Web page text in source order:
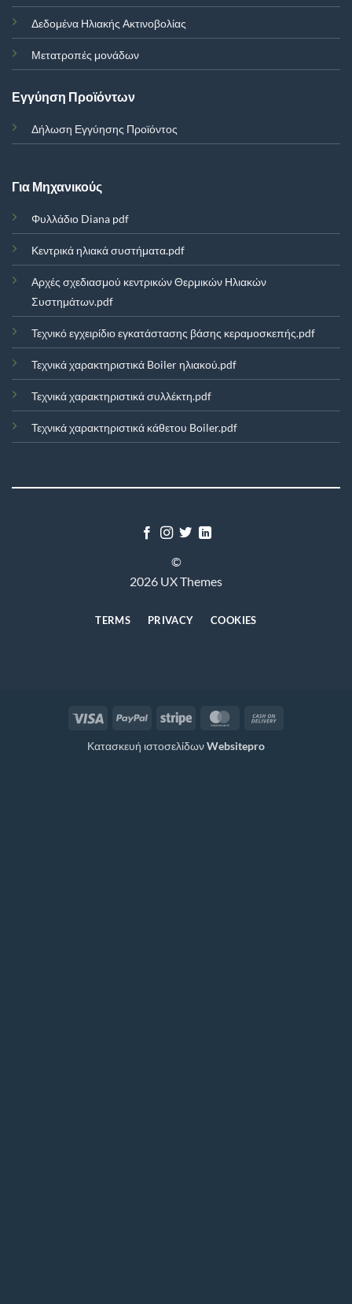
Δεδομένα Ηλιακής Ακτινοβολίας
Μετατροπές μονάδων
Εγγύηση Προϊόντων
Δήλωση Εγγύησης Προϊόντος
Για Μηχανικούς
Φυλλάδιο Diana pdf
Κεντρικά ηλιακά συστήματα.pdf
Αρχές σχεδιασμού κεντρικών Θερμικών Ηλιακών
Συστημάτων.pdf
Τεχνικό εγχειρίδιο εγκατάστασης βάσης κεραμοσκεπής.pdf
Τεχνικά χαρακτηριστικά Boiler ηλιακού.pdf
Τεχνικά χαρακτηριστικά συλλέκτη.pdf
Τεχνικά χαρακτηριστικά κάθετου Boiler.pdf
©
2026 UX Themes
TERMS PRIVACY COOKIES
Visa PayPal Stripe MasterCard
Κατασκευή ιστοσελίδωνWebsitepro